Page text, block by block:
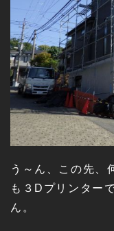
う～ん、この先、
も３Dプリンター
ん。